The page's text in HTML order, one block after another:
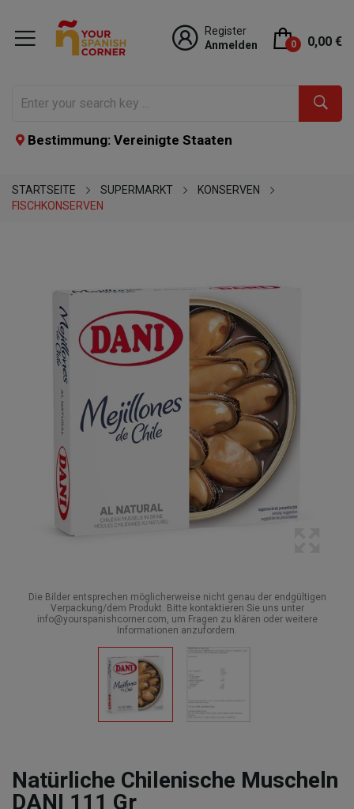
Register
Anmelden
0 0,00 €
Bestimmung: Vereinigte Staaten
STARTSEITE SUPERMARKT
KONSERVEN
FISCHKONSERVEN
Die Bilder entsprechen möglicherweise nicht genau der endgültigen
Verpackung/dem Produkt. Bitte kontaktieren Sie uns unter
info@yourspanishcorner.com, um Fragen zu klären oder weitere
Informationen anzufordern.
Natürliche Chilenische Muscheln
DANI 111 Gr